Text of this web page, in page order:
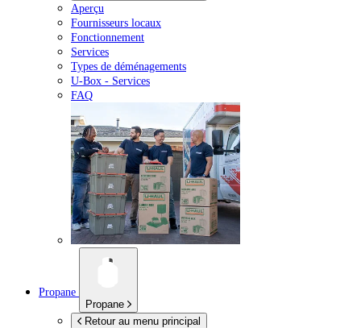
Aperçu
Fournisseurs locaux
Fonctionnement
Services
Types de déménagements
U-Box - Services
FAQ
Propane
Propane
Retour au menu principal